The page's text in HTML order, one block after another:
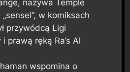
nazywa Temple
w komiksach
przywódcą Ligi
prawą ręką Ra’s Al
wspomina o